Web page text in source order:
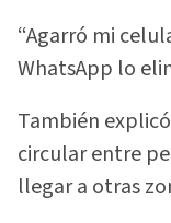
“Agarró mi
WhatsApp lo
También
circular entre
llegar a otras